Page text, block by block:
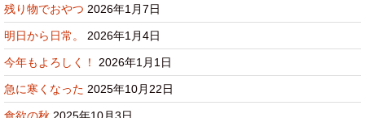
残り物でおやつ 2026年1月7日
明日から日常。 2026年1月4日
今年もよろしく！ 2026年1月1日
急に寒くなった 2025年10月22日